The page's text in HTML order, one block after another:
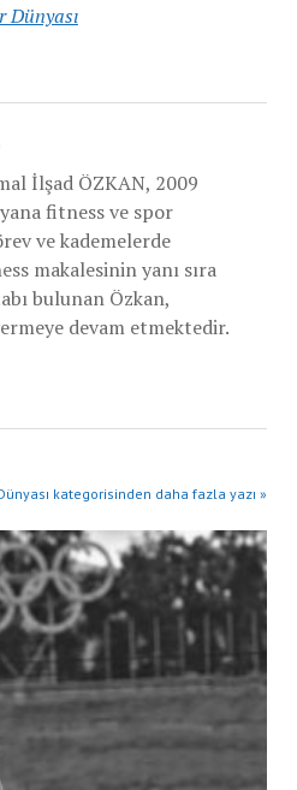
Dünyası
İlşad ÖZKAN, 2009
fitness ve spor
ve kademelerde
makalesinin yanı sıra
bulunan Özkan,
devam etmektedir.
kategorisinden daha fazla yazı »